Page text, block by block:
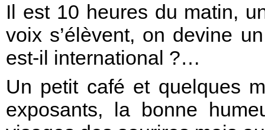
Il est 10 heures du matin,
voix s’élèvent, on devine
est-il international ?…
Un petit café et quelques
exposants, la bonne